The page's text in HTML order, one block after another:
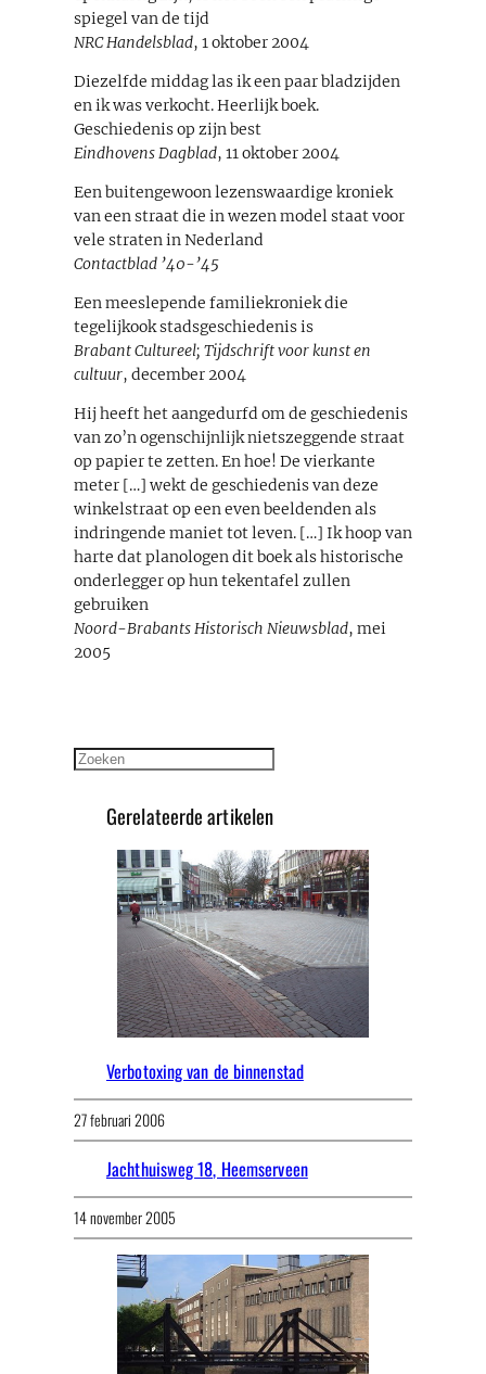
spiegel van de tijd
NRC Handelsblad, 1 oktober 2004
Diezelfde middag las ik een paar bladzijden
en ik was verkocht. Heerlijk boek.
Geschiedenis op zijn best
Eindhovens Dagblad, 11 oktober 2004
Een buitengewoon lezenswaardige kroniek
van een straat die in wezen model staat voor
vele straten in Nederland
Contactblad ’40-’45
Een meeslepende familiekroniek die
tegelijkook stadsgeschiedenis is
Brabant Cultureel; Tijdschrift voor kunst en
cultuur, december 2004
Hij heeft het aangedurfd om de geschiedenis
van zo’n ogenschijnlijk nietszeggende straat
op papier te zetten. En hoe! De vierkante
meter […] wekt de geschiedenis van deze
winkelstraat op een even beeldenden als
indringende maniet tot leven. […] Ik hoop van
harte dat planologen dit boek als historische
onderlegger op hun tekentafel zullen
gebruiken
Noord-Brabants Historisch Nieuwsblad, mei
2005
Zoeken
Gerelateerde artikelen
Verbotoxing van de binnenstad
27 februari 2006
Jachthuisweg 18, Heemserveen
14 november 2005